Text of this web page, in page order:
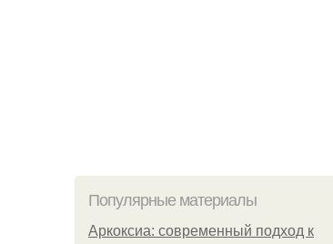
Популярные материалы
Аркоксиа: современный подход к